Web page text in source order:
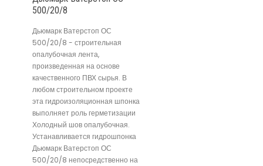
500/20/8
Дьюмарк Ватерстоп ОС
500/20/8 - строительная
опалубочная лента,
произведенная на основе
качественного ПВХ сырья. В
любом строительном проекте
эта гидроизоляционная шпонка
выполняет роль герметизации
Холодный шов опалубочная.
Устанавливается гидрошпонка
Дьюмарк Ватерстоп ОС
500/20/8 непосредственно на